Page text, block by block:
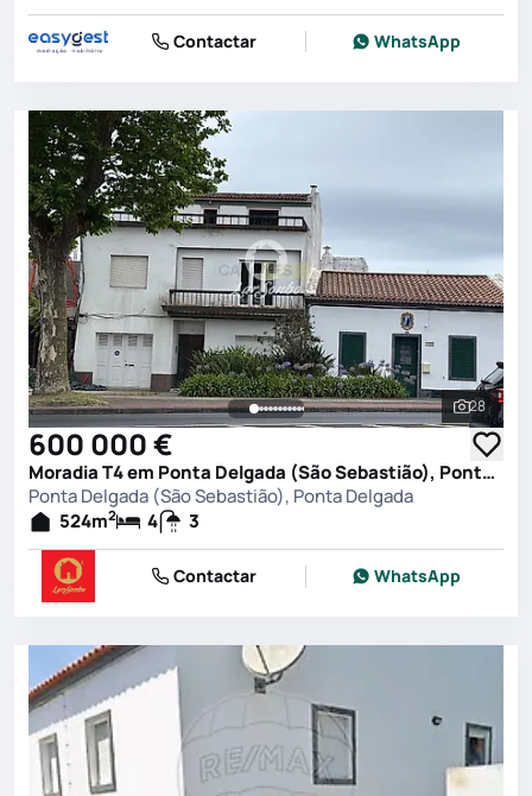
Contactar WhatsApp
Ver
28
600 000 €
Moradia T4 em Ponta Delgada (São Sebastião), Ponta Delgada
Ponta Delgada (São Sebastião), Ponta Delgada
524m2 4 3
Contactar WhatsApp